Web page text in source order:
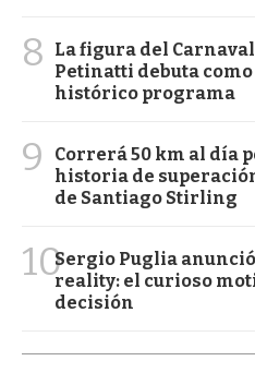
8
La figura del
Petinatti debuta
histórico programa
9
Correrá 50 km al día
historia de
de Santiago Stirling
10Sergio Puglia
reality: el curioso
decisión